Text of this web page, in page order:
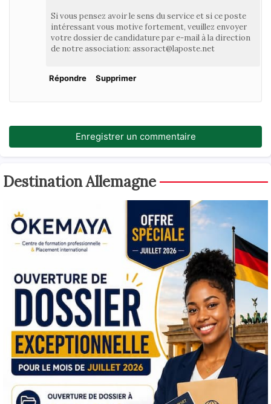
Si vous pensez avoir le sens du service et si ce poste
intéressant vous motive fortement, veuillez envoyer
votre dossier de candidature par e-mail à la direction
de notre association: assoract@laposte.net
Répondre Supprimer
Enregistrer un commentaire
Destination Allemagne